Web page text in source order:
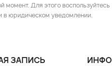
момент. Для этого воспользуйтесь
в юридическом уведомлении.
ЗАПИСЬ